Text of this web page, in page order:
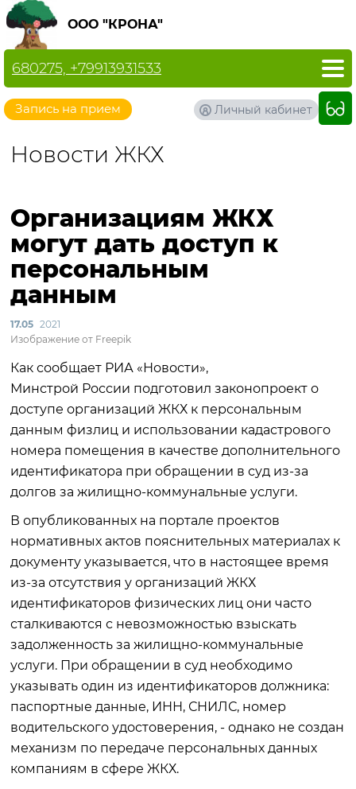
ООО "КРОНА"
Запись на прием
680275, +79913931533
Личный кабинет
Новости ЖКХ
Организациям ЖКХ
могут дать доступ к
персональным
данным
17.05 2021
Изображение от Freepik
Как сообщает РИА «Новости»,
Минстрой России подготовил законопроект о
доступе организаций ЖКХ к персональным
данным физлиц и использовании кадастрового
номера помещения в качестве дополнительного
идентификатора при обращении в суд из-за
долгов за жилищно-коммунальные услуги.
В опубликованных на портале проектов
нормативных актов пояснительных материалах к
документу указывается, что в настоящее время
из-за отсутствия у организаций ЖКХ
идентификаторов физических лиц они часто
сталкиваются с невозможностью взыскать
задолженность за жилищно-коммунальные
услуги. При обращении в суд необходимо
указывать один из идентификаторов должника:
паспортные данные, ИНН, СНИЛС, номер
водительского удостоверения, - однако не создан
механизм по передаче персональных данных
компаниям в сфере ЖКХ.